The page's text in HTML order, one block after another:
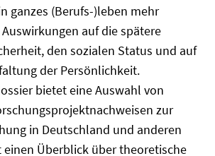
ganzes (Berufs-)leben mehr
auf die spätere
den sozialen Status und auf
der Persönlichkeit.
bietet eine Auswahl von
zur
in Deutschland und anderen
einen Überblick über theoretische